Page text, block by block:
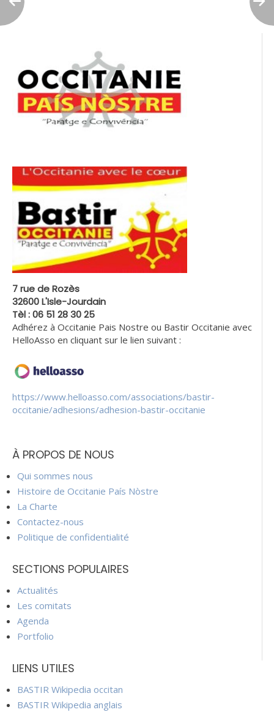
l’article
7 rue de Rozès
32600 L'Isle-Jourdain
Tèl : 06 51 28 30 25
Adhérez à Occitanie Pais Nostre ou Bastir Occitanie avec
HelloAsso en cliquant sur le lien suivant :
https://www.helloasso.com/associations/bastir-
occitanie/adhesions/adhesion-bastir-occitanie
À PROPOS DE NOUS
Qui sommes nous
Histoire de Occitanie País Nòstre
La Charte
Contactez-nous
Politique de confidentialité
SECTIONS POPULAIRES
Actualités
Les comitats
Agenda
Portfolio
LIENS UTILES
BASTIR Wikipedia occitan
BASTIR Wikipedia anglais